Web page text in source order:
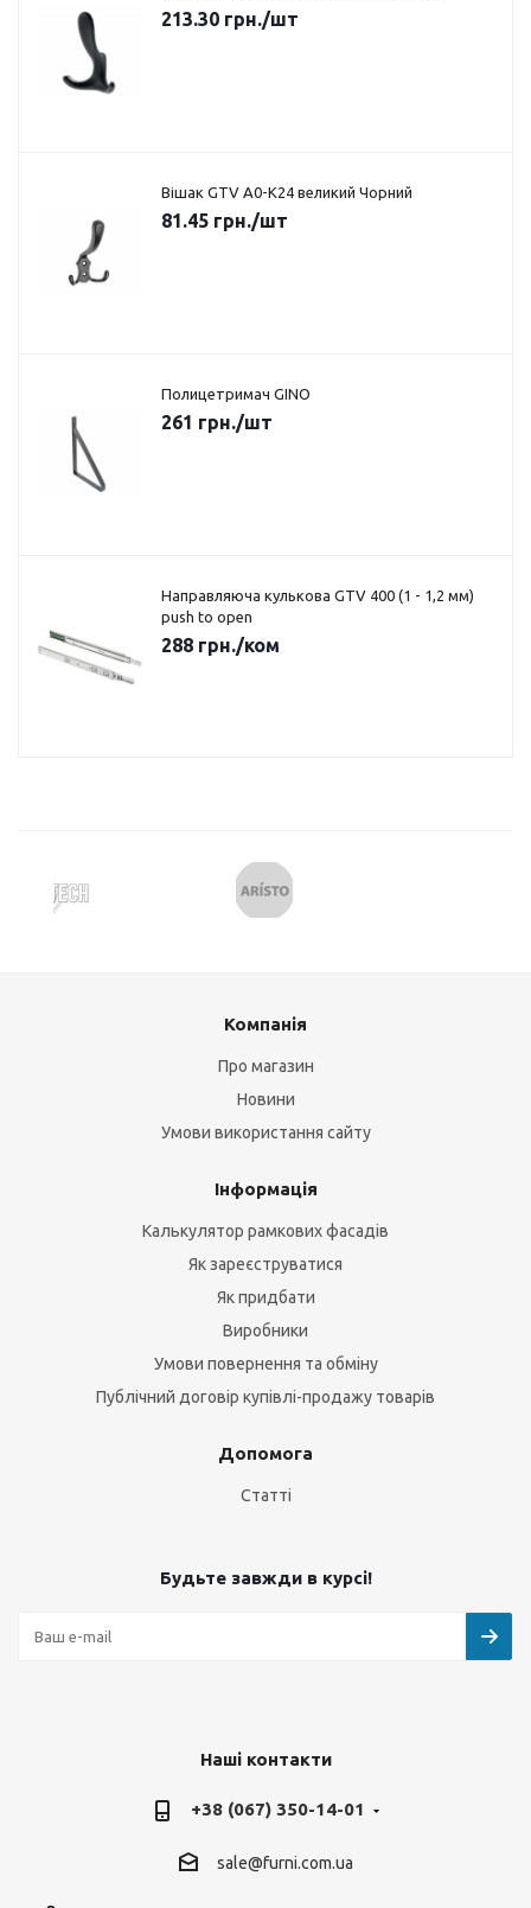
213.30 грн./шт
Вішак GTV A0-K24 великий Чорний
81.45 грн./шт
Полицетримач GINO
261 грн./шт
Направляюча кулькова GTV 400 (1 - 1,2 мм)
push to open
288 грн./ком
Компанія
Про магазин
Новини
Умови використання сайту
Інформація
Калькулятор рамкових фасадів
Як зареєструватися
Як придбати
Виробники
Умови повернення та обміну
Публічний договір купівлі-продажу товарів
Допомога
Статті
Будьте завжди в курсі!
Наші контакти
+38 (067) 350-14-01
sale@furni.com.ua